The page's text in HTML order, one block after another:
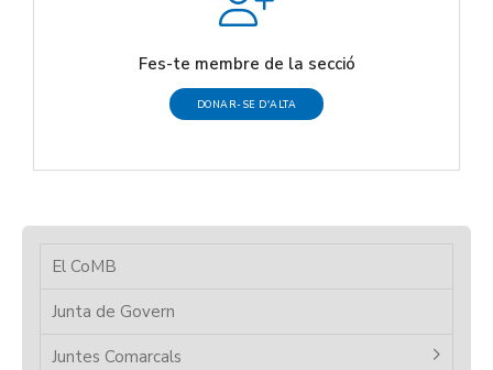
Fes-te membre de la secció
DONAR-SE D'ALTA
El CoMB
Junta de Govern
Juntes Comarcals